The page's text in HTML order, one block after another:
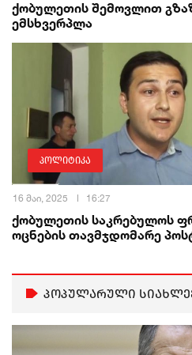
ქობულეთის შემოვლით
ემსხვერპლა
პოლიტიკა
16 მაი, 2025 16:27
ქობულეთის საკრებულოს
ოცნების თავმჯდომარე
პოპულარული